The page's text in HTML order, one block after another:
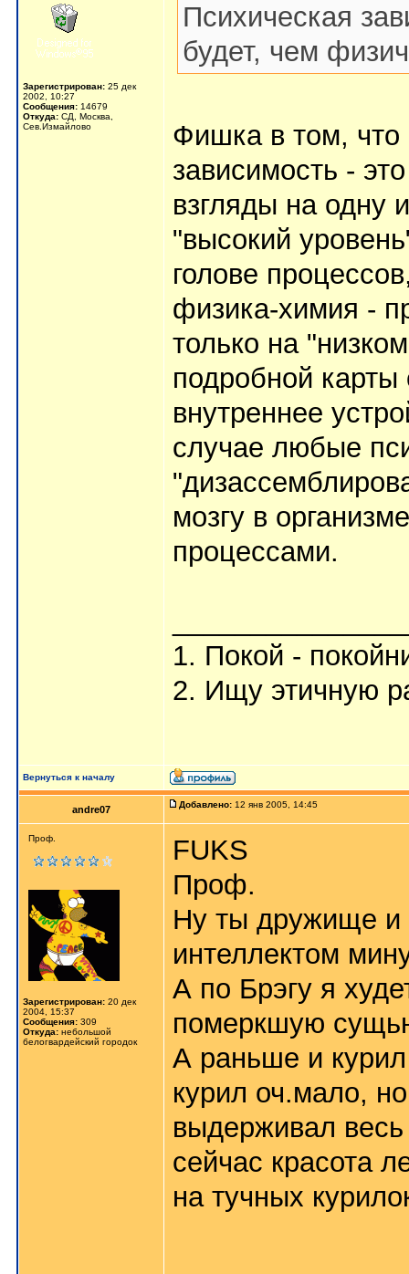
Зарегистрирован: 25 дек
2002, 10:27
Сообщения: 14679
Откуда: СД, Москва,
Сев.Измайлово
Психическая
будет, чем
Фишка в том, что
зависимость -
взгляды на одну
"высокий
голове
физика-химия -
только на
подробной карты
внутреннее
случае любые
мозгу в
процессами.
1. Покой -
2. Ищу этичную
Вернуться к началу
andre07 Добавлено: 12 янв 2005, 14:45
Проф.
Зарегистрирован: 20 дек
2004, 15:37
Сообщения: 309
Откуда: небольшой
белогвардейский городок
FUKS
Проф.
Ну ты дружище и
интеллектом
А по Брэгу я
померкшую
А раньше и
курил оч.мало,
выдерживал весь
сейчас красота
на тучных